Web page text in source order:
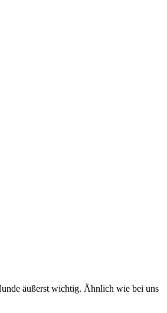
äußerst wichtig. Ähnlich wie bei uns